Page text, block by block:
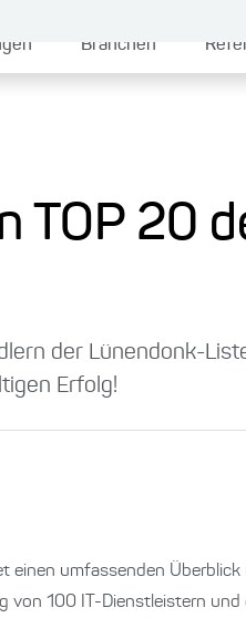
Branchen
TOP 20
der Lünendonk-
Erfolg!
umfassenden
von 100 IT-Dienstleistern